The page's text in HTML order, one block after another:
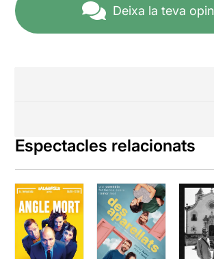
Deixa la teva
Espectacles relacionats